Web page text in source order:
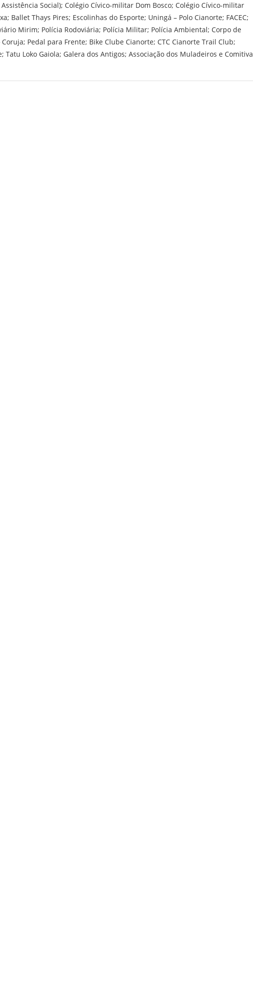
Social); Colégio Cívico-militar Dom Bosco; Colégio Cívico-militar
Ballet Thays Pires; Escolinhas do Esporte; Uningá – Polo Cianorte; FACEC;
Mirim; Polícia Rodoviária; Polícia Militar; Polícia Ambiental; Corpo de
Pedal para Frente; Bike Clube Cianorte; CTC Cianorte Trail Club;
Tatu Loko Gaiola; Galera dos Antigos; Associação dos Muladeiros e Comitiva